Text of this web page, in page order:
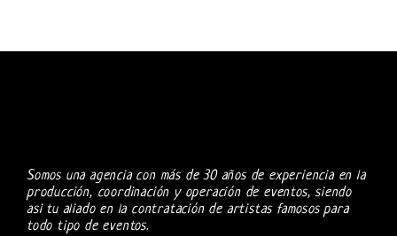
Somos una agencia con más de 30 años de experiencia en la
producción, coordinación y operación de eventos, siendo
asi tu aliado en la contratación de artistas famosos para
todo tipo de eventos.